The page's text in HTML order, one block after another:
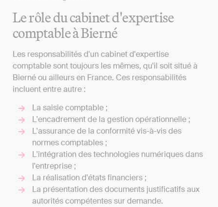
Le rôle du cabinet d'expertise
comptable à Bierné
Les responsabilités d'un cabinet d'expertise
comptable sont toujours les mêmes, qu'il soit situé à
Bierné ou ailleurs en France. Ces responsabilités
incluent entre autre :
La saisie comptable ;
L'encadrement de la gestion opérationnelle ;
L'assurance de la conformité vis-à-vis des
normes comptables ;
L'intégration des technologies numériques dans
l'entreprise ;
La réalisation d'états financiers ;
La présentation des documents justificatifs aux
autorités compétentes sur demande.